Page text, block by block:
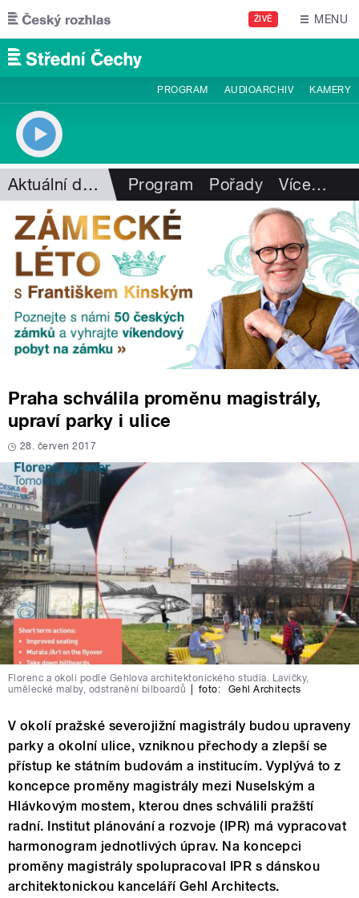
Přejít k hlavnímu obsahu
ŽIVĚ MENU
PROGRAM AUDIOARCHIV KAMERY
Aktuální dění Program Pořady Více…
Praha schválila proměnu magistrály,
upraví parky i ulice
28. červen 2017
Florenc a okolí podle Gehlova architektonického studia. Lavičky,
umělecké malby, odstranění bilboardů
foto: Gehl Architects
V okolí pražské severojižní magistrály budou upraveny
parky a okolní ulice, vzniknou přechody a zlepší se
přístup ke státním budovám a institucím. Vyplývá to z
koncepce proměny magistrály mezi Nuselským a
Hlávkovým mostem, kterou dnes schválili pražští
radní. Institut plánování a rozvoje (IPR) má vypracovat
harmonogram jednotlivých úprav. Na koncepci
proměny magistrály spolupracoval IPR s dánskou
architektonickou kanceláří Gehl Architects.